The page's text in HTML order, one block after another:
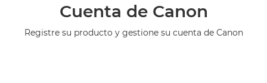
Cuenta de Canon
Registre su producto y gestione su cuenta de Canon